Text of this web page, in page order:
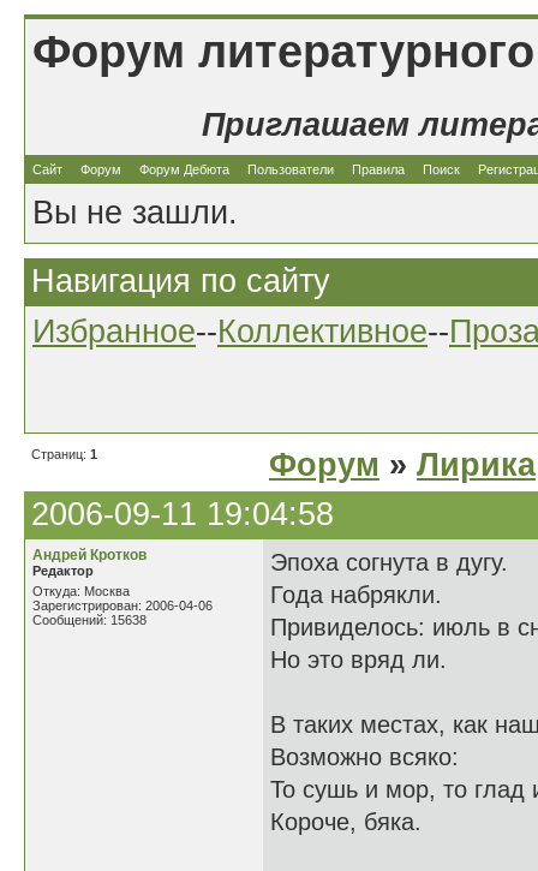
Форум
Приглашаем
Сайт Форум Форум Дебюта Пользователи Правила Поиск
Вы не зашли.
Навигация по сайту
Избранное--Коллективное--
Страниц: 1 Форум » Лирика
2006-09-11 19:04:58
Андрей Кротков
Редактор
Откуда: Москва
Зарегистрирован: 2006-04-06
Сообщений: 15638
Эпоха согнута в дугу.
Года набрякли.
Привиделось: июль в
Но это вряд ли.
В таких местах, как
Возможно всяко:
То сушь и мор, то глад
Короче, бяка.